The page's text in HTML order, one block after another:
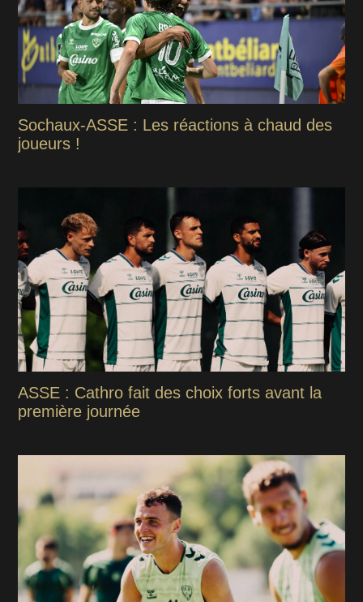
Sochaux-ASSE : Les réactions à chaud des
joueurs !
ASSE : Cathro fait des choix forts avant la
première journée